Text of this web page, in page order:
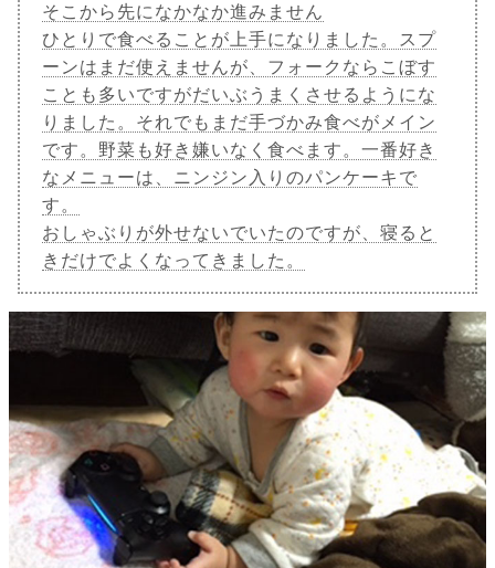
そこから先になかなか進みません
ひとりで食べることが上手になりました。スプ
ーンはまだ使えませんが、フォークならこぼす
ことも多いですがだいぶうまくさせるようにな
りました。それでもまだ手づかみ食べがメイン
です。野菜も好き嫌いなく食べます。一番好き
なメニューは、ニンジン入りのパンケーキで
す。
おしゃぶりが外せないでいたのですが、寝ると
きだけでよくなってきました。